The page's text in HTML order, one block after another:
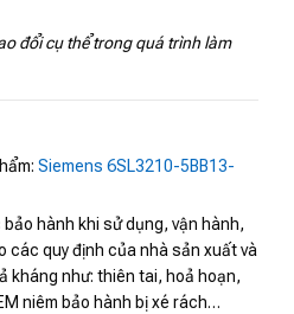
đổi cụ thể trong quá trình làm
Siemens 6SL3210-5BB13-
hành khi sử dụng, vận hành,
các quy định của nhà sản xuất và
kháng như: thiên tai, hoả hoạn,
niêm bảo hành bị xé rách…